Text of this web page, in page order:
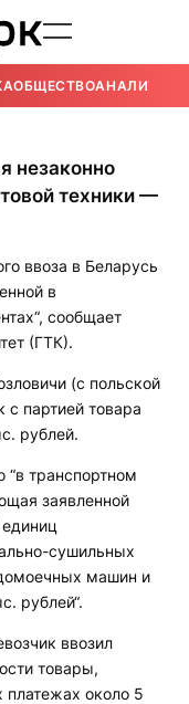
ОБЩЕСТВОАНАЛИТИКА
незаконно
техники —
ввоза в Беларусь
в
сообщает
(ГТК).
(с польской
партией товара
рублей.
“в транспортном
заявленной
единиц
сушильных
машин и
рублей“.
ввозил
товары,
около 5